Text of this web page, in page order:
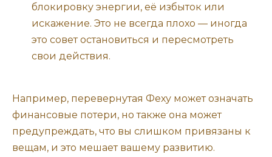
блокировку энергии, её избыток или
искажение. Это не всегда плохо — иногда
это совет остановиться и пересмотреть
свои действия.
Например, перевернутая Феху может означать
финансовые потери, но также она может
предупреждать, что вы слишком привязаны к
вещам, и это мешает вашему развитию.